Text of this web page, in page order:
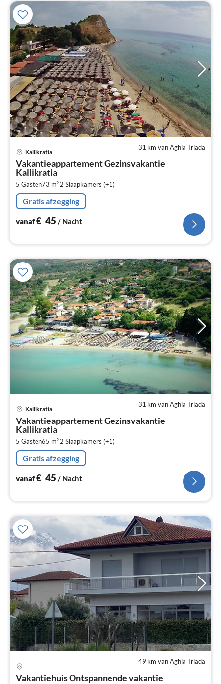
31 km van Aghia Triada
Kallikratia
Vakantieappartement Gezinsvakantie
Kallikratia
5 Gasten73 m22 Slaapkamers (+1)
Gratis afzegging
vanaf€ 45 / Nacht
31 km van Aghia Triada
Kallikratia
Vakantieappartement Gezinsvakantie
Kallikratia
5 Gasten65 m22 Slaapkamers (+1)
Gratis afzegging
vanaf€ 45 / Nacht
49 km van Aghia Triada
Vakantiehuis Ontspannende vakantie